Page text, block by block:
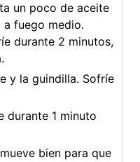
un poco de aceite
a fuego medio.
durante 2 minutos,
y la guindilla. Sofríe
durante 1 minuto
bien para que